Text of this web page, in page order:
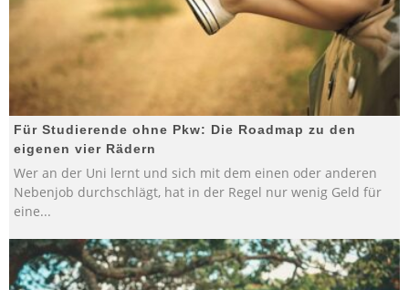
Für Studierende ohne Pkw: Die Roadmap zu den
eigenen vier Rädern
Wer an der Uni lernt und sich mit dem einen oder anderen
Nebenjob durchschlägt, hat in der Regel nur wenig Geld für
eine...